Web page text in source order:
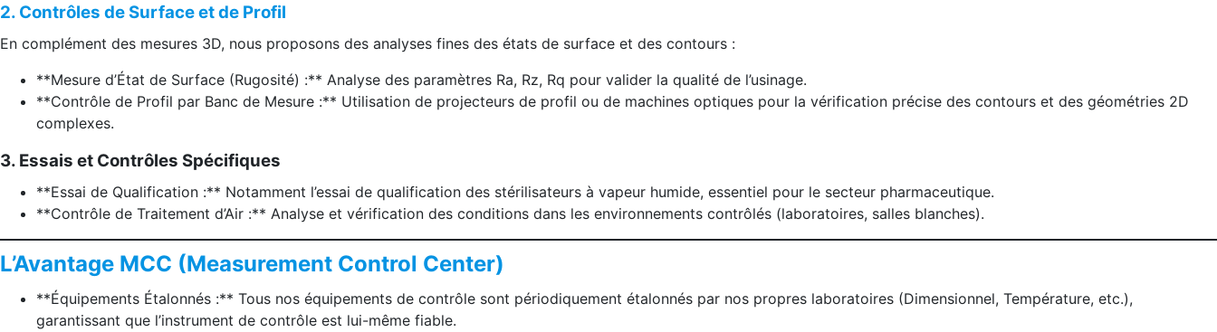
2. Contrôles de Surface et de Profil
En complément des mesures 3D, nous proposons des analyses fines des états de surface et des contours :
**Mesure d’État de Surface (Rugosité) :** Analyse des paramètres Ra, Rz, Rq pour valider la qualité de l’usinage.
**Contrôle de Profil par Banc de Mesure :** Utilisation de projecteurs de profil ou de machines optiques pour la vérification précise des contours et des géométries 2D
complexes.
3. Essais et Contrôles Spécifiques
**Essai de Qualification :** Notamment l’essai de qualification des stérilisateurs à vapeur humide, essentiel pour le secteur pharmaceutique.
**Contrôle de Traitement d’Air :** Analyse et vérification des conditions dans les environnements contrôlés (laboratoires, salles blanches).
L’Avantage MCC (Measurement Control Center)
**Équipements Étalonnés :** Tous nos équipements de contrôle sont périodiquement étalonnés par nos propres laboratoires (Dimensionnel, Température, etc.),
garantissant que l’instrument de contrôle est lui-même fiable.